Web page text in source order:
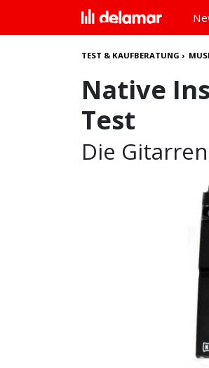
TEST & KAUFBERATUNG ›
Native
Test
Die